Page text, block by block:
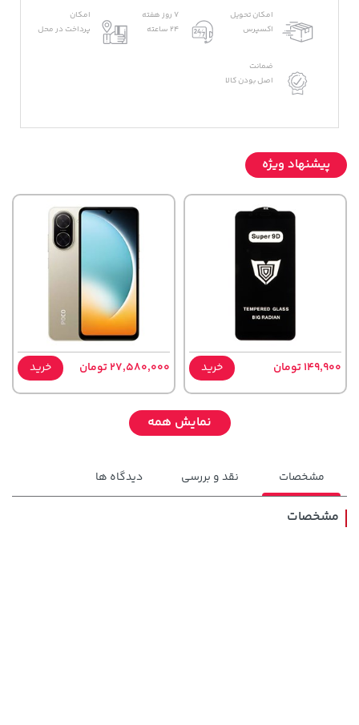
امکان تحویل
اکسپرس
7 روز هفته
24 ساعته
امکان
پرداخت در محل
ضمانت
اصل بودن کالا
پیشنهاد ویژه
149,900 تومان خرید 27,580,000 تومان خرید
نمایش همه
مشخصات نقد و بررسی دیدگاه ها
مشخصات